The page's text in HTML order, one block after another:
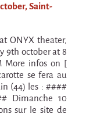
Time
Saint-
ONYX theater,
9th october at 8
More infos on [
se fera au
(44) les : ####
Dimanche 10
sur le site de